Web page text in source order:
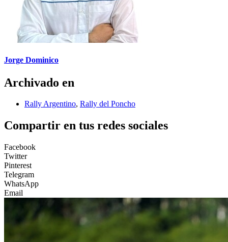
Jorge Dominico
Archivado en
Rally Argentino, Rally del Poncho
Compartir en tus redes sociales
Facebook
Twitter
Pinterest
Telegram
WhatsApp
Email